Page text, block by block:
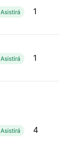
Asistirá 1
Asistirá 1
Asistirá 4